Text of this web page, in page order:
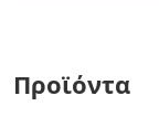
Προϊόντα